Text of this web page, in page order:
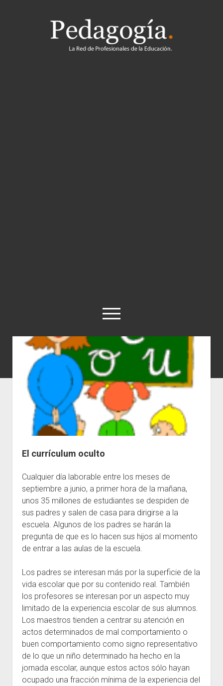
Pedagogía
abrir
el
twitter
Historia
Concepto
Entrevistas
Destacados
Biografías
Escuelas
Contacto
El currículum oculto
Cualquier día laborable entre los meses de
septiembre a junio, a primer hora de la mañana,
unos 35 millones de estudiantes se despiden de
sus padres y salen de casa para dirigirse a la
escuela. Algunos de los padres se harán la
pregunta de que es lo hacen sus hijos al momento
de entrar a las aulas de la escuela.
Los padres se interesan más por la superficie de la
vida escolar que por su contenido real. También
los profesores se interesan por un aspecto muy
limitado de la experiencia escolar de sus alumnos.
Los maestros tienden a centrar su atención en
actos determinados de mal comportamiento o
buen comportamiento como signo representativo
de lo que un niño determinado ha hecho en la
jornada escolar, aunque estos actos sólo hayan
ocupado una fracción mínima de la experiencia del